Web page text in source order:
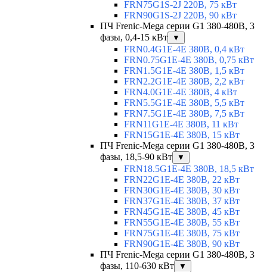
FRN75G1S-2J 220В, 75 кВт
FRN90G1S-2J 220В, 90 кВт
ПЧ Frenic-Mega серии G1 380-480В, 3
фазы, 0,4-15 кВт
▼
FRN0.4G1E-4E 380В, 0,4 кВт
FRN0.75G1E-4E 380В, 0,75 кВт
FRN1.5G1E-4E 380В, 1,5 кВт
FRN2.2G1E-4E 380В, 2,2 кВт
FRN4.0G1E-4E 380В, 4 кВт
FRN5.5G1E-4E 380В, 5,5 кВт
FRN7.5G1E-4E 380В, 7,5 кВт
FRN11G1E-4E 380В, 11 кВт
FRN15G1E-4E 380В, 15 кВт
ПЧ Frenic-Mega серии G1 380-480В, 3
фазы, 18,5-90 кВт
▼
FRN18.5G1E-4E 380В, 18,5 кВт
FRN22G1E-4E 380В, 22 кВт
FRN30G1E-4E 380В, 30 кВт
FRN37G1E-4E 380В, 37 кВт
FRN45G1E-4E 380В, 45 кВт
FRN55G1E-4E 380В, 55 кВт
FRN75G1E-4E 380В, 75 кВт
FRN90G1E-4E 380В, 90 кВт
ПЧ Frenic-Mega серии G1 380-480В, 3
фазы, 110-630 кВт
▼